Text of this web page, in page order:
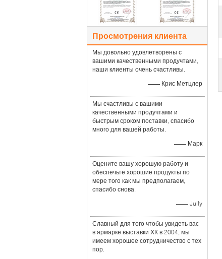
Просмотрения клиента
Мы довольно удовлетворены с
вашими качественными продучтами,
наши клиенты очень счастливы.
—— Крис Метцлер
Мы счастливы с вашими
качественными продучтами и
быстрым сроком поставки, спасибо
много для вашей работы.
—— Марк
Оцените вашу хорошую работу и
обеспечьте хорошие продукты по
мере того как мы предполагаем,
спасибо снова.
—— Jully
Славный для того чтобы увидеть вас
в ярмарке выставки ХК в 2004, мы
имеем хорошее сотрудничество с тех
пор.